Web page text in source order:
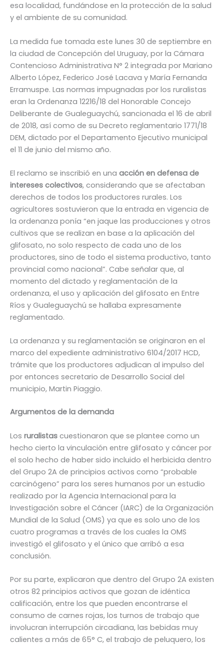
esa localidad, fundándose en la protección de la salud
y el ambiente de su comunidad.
La medida fue tomada este lunes 30 de septiembre en
la ciudad de Concepción del Uruguay, por la Cámara
Contencioso Administrativa N° 2 integrada por Mariano
Alberto López, Federico José Lacava y María Fernanda
Erramuspe. Las normas impugnadas por los ruralistas
eran la Ordenanza 12216/18 del Honorable Concejo
Deliberante de Gualeguaychú, sancionada el 16 de abril
de 2018, así como de su Decreto reglamentario 1771/18
DEM, dictado por el Departamento Ejecutivo municipal
el 11 de junio del mismo año.
El reclamo se inscribió en una acción en defensa de
intereses colectivos, considerando que se afectaban
derechos de todos los productores rurales. Los
agricultores sostuvieron que la entrada en vigencia de
la ordenanza ponía “en jaque las producciones y otros
cultivos que se realizan en base a la aplicación del
glifosato, no solo respecto de cada uno de los
productores, sino de todo el sistema productivo, tanto
provincial como nacional”. Cabe señalar que, al
momento del dictado y reglamentación de la
ordenanza, el uso y aplicación del glifosato en Entre
Ríos y Gualeguaychú se hallaba expresamente
reglamentado.
La ordenanza y su reglamentación se originaron en el
marco del expediente administrativo 6104/2017 HCD,
trámite que los productores adjudican al impulso del
por entonces secretario de Desarrollo Social del
municipio, Martin Piaggio.
Argumentos de la demanda
Los ruralistas cuestionaron que se plantee como un
hecho cierto la vinculación entre glifosato y cáncer por
el solo hecho de haber sido incluido el herbicida dentro
del Grupo 2A de principios activos como “probable
carcinógeno” para los seres humanos por un estudio
realizado por la Agencia Internacional para la
Investigación sobre el Cáncer (IARC) de la Organización
Mundial de la Salud (OMS) ya que es solo uno de los
cuatro programas a través de los cuales la OMS
investigó el glifosato y el único que arribó a esa
conclusión.
Por su parte, explicaron que dentro del Grupo 2A existen
otros 82 principios activos que gozan de idéntica
calificación, entre los que pueden encontrarse el
consumo de carnes rojas, los turnos de trabajo que
involucran interrupción circadiana, las bebidas muy
calientes a más de 65° C, el trabajo de peluquero, los